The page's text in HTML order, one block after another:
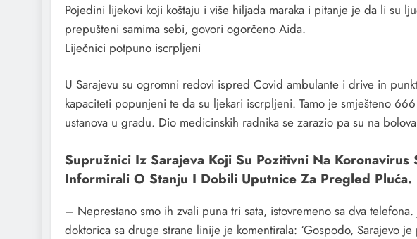
Pojedini lijekovi koji koštaju i više hiljada maraka i pitanje je da li su
prepušteni samima sebi, govori ogorčeno Aida.
Liječnici potpuno iscrpljeni
U Sarajevu su ogromni redovi ispred Covid ambulante i drive in
kapaciteti popunjeni te da su ljekari iscrpljeni. Tamo je smješteno
ustanova u gradu. Dio medicinskih radnika se zarazio pa su na
Supružnici Iz Sarajeva Koji Su Pozitivni Na
Informirali O Stanju I Dobili Uputnice Za Pregled
– Neprestano smo ih zvali puna tri sata, istovremeno sa dva
doktorica sa druge strane linije je komentirala: ‘Gospodo, Sarajevo